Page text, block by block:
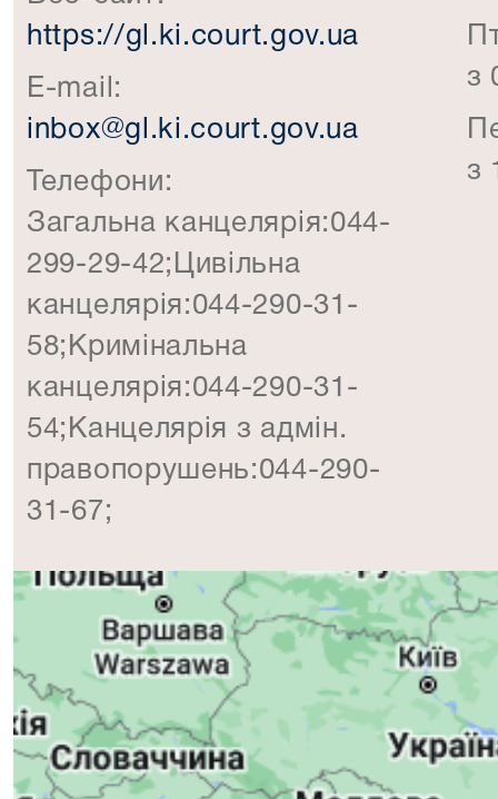
https://gl.ki.court.gov.ua
E-mail:
inbox@gl.ki.court.gov.ua
Телефони:
Загальна канцелярія:044-
299-29-42;Цивільна
канцелярія:044-290-31-
58;Кримінальна
канцелярія:044-290-31-
54;Канцелярія з адмін.
правопорушень:044-290-
31-67;
з
з